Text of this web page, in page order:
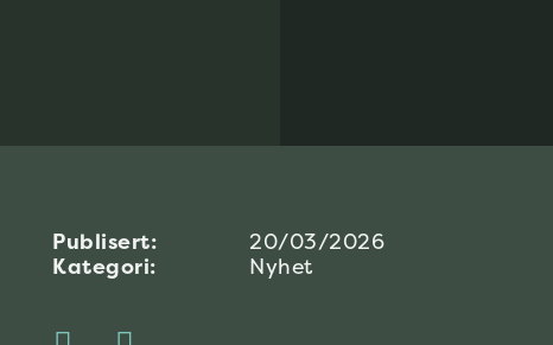
Publisert:
20/03/2026
Kategori:
Nyhet